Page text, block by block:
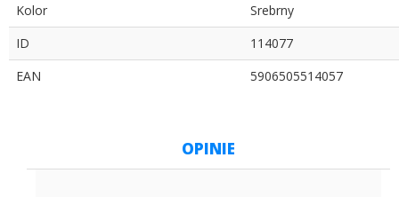
Kolor
Srebrny
ID
114077
EAN
5906505514057
OPINIE